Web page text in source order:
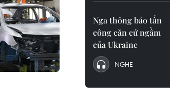
Nga thông báo tấn
công căn cứ ngầm
của Ukraine
NGHE